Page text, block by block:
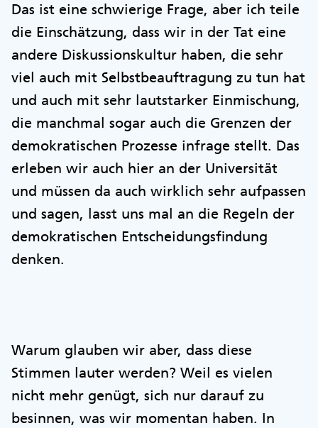
Das ist eine schwierige Frage, aber ich teile
die Einschätzung, dass wir in der Tat eine
andere Diskussionskultur haben, die sehr
viel auch mit Selbstbeauftragung zu tun hat
und auch mit sehr lautstarker Einmischung,
die manchmal sogar auch die Grenzen der
demokratischen Prozesse infrage stellt. Das
erleben wir auch hier an der Universität
und müssen da auch wirklich sehr aufpassen
und sagen, lasst uns mal an die Regeln der
demokratischen Entscheidungsfindung
denken.
Warum glauben wir aber, dass diese
Stimmen lauter werden? Weil es vielen
nicht mehr genügt, sich nur darauf zu
besinnen, was wir momentan haben. In